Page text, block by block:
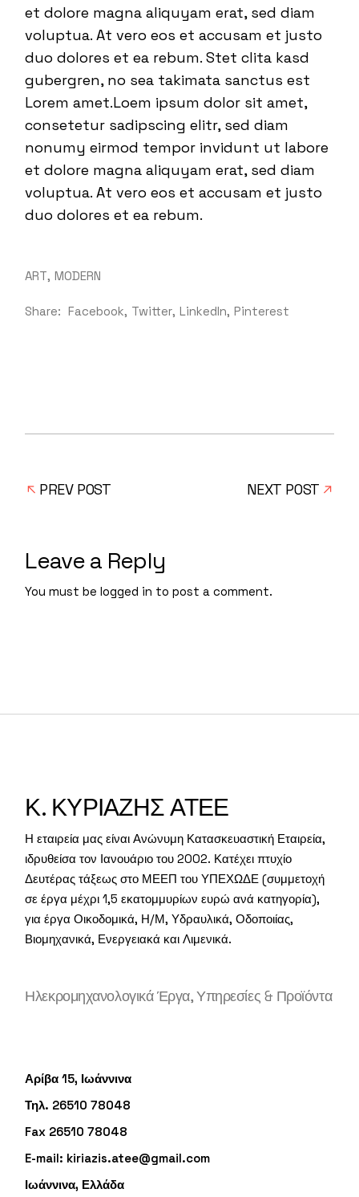
et dolore magna aliquyam erat, sed diam
voluptua. At vero eos et accusam et justo
duo dolores et ea rebum. Stet clita kasd
gubergren, no sea takimata sanctus est
Lorem amet.Loem ipsum dolor sit amet,
consetetur sadipscing elitr, sed diam
nonumy eirmod tempor invidunt ut labore
et dolore magna aliquyam erat, sed diam
voluptua. At vero eos et accusam et justo
duo dolores et ea rebum.
ART MODERN
Share: Facebook Twitter LinkedIn Pinterest
PREV POST NEXT POST
Leave a Reply
You must belogged in to post a comment.
Κ. ΚΥΡΙΑΖΗΣ ΑΤΕΕ
Η εταιρεία μας είναι Ανώνυμη Κατασκευαστική Εταιρεία,
ιδρυθείσα τον Ιανουάριο του 2002. Κατέχει πτυχίο
Δευτέρας τάξεως στο ΜΕΕΠ του ΥΠΕΧΩΔΕ (συμμετοχή
σε έργα μέχρι 1,5 εκατομμυρίων ευρώ ανά κατηγορία),
για έργα Οικοδομικά, Η/Μ, Υδραυλικά, Οδοποιίας,
Βιομηχανικά, Ενεργειακά και Λιμενικά.
Ηλεκρομηχανολογικά Έργα, Υπηρεσίες & Προϊόντα
Αρίβα 15, Ιωάννινα
Τηλ. 26510 78048
Fax 26510 78048
E-mail: kiriazis.atee@gmail.com
Ιωάννινα, Ελλάδα